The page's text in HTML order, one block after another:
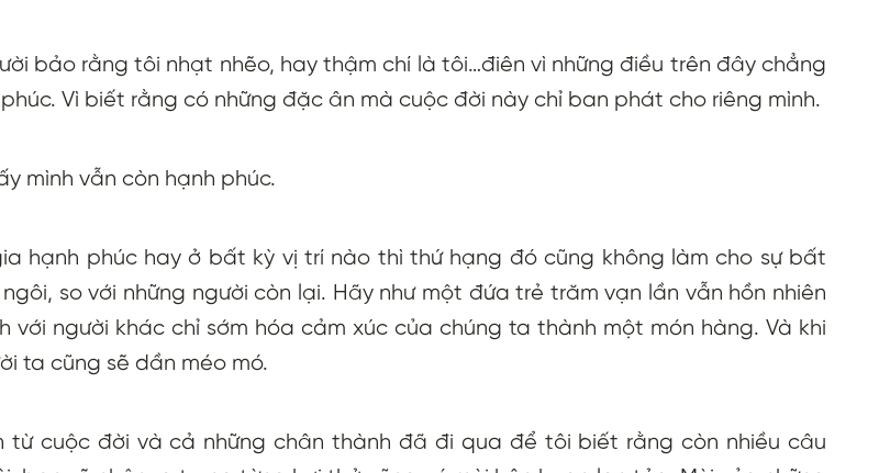
bảo rằng tôi nhạt nhẽo, hay thậm chí là tôi…điên vì những điều trên đây chẳng
Vì biết rằng có những đặc ân mà cuộc đời này chỉ ban phát cho riêng mình.
mình vẫn còn hạnh phúc.
hạnh phúc hay ở bất kỳ vị trí nào thì thứ hạng đó cũng không làm cho sự bất
so với những người còn lại. Hãy như một đứa trẻ trăm vạn lần vẫn hồn nhiên
với người khác chỉ sớm hóa cảm xúc của chúng ta thành một món hàng. Và khi
ta cũng sẽ dần méo mó.
từ cuộc đời và cả những chân thành đã đi qua để tôi biết rằng còn nhiều câu